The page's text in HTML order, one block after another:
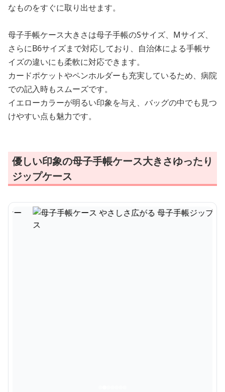
なものをすぐに取り出せます。
母子手帳ケース大きさは母子手帳のSサイズ、Mサイズ、
さらにB6サイズまで対応しており、自治体による手帳サ
イズの違いにも柔軟に対応できます。
カードポケットやペンホルダーも充実しているため、病院
での記入時もスムーズです。
イエローカラーが明るい印象を与え、バッグの中でも見つ
けやすい点も魅力です。
優しい印象の母子手帳ケース大きさゆったり
ジップケース